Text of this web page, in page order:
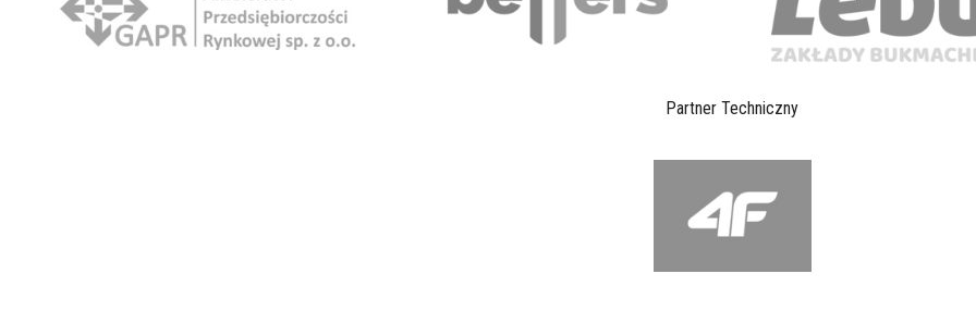
Partner Techniczny